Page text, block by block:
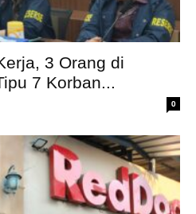
3 Orang di
7 Korban...
0